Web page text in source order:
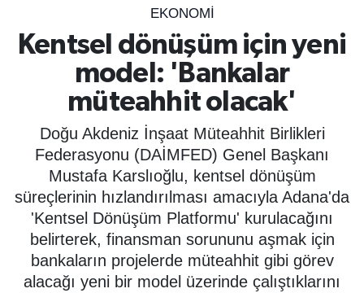
EKONOMİ
Kentsel dönüşüm için yeni
model: 'Bankalar
müteahhit olacak'
Doğu Akdeniz İnşaat Müteahhit Birlikleri
Federasyonu (DAİMFED) Genel Başkanı
Mustafa Karslıoğlu, kentsel dönüşüm
süreçlerinin hızlandırılması amacıyla Adana'da
'Kentsel Dönüşüm Platformu' kurulacağını
belirterek, finansman sorununu aşmak için
bankaların projelerde müteahhit gibi görev
alacağı yeni bir model üzerinde çalıştıklarını
ÇEVRE
YAŞAM
BİLİM - TEKNOLOJİ
KADIN
KÜLTÜR SANAT
MAGAZİN